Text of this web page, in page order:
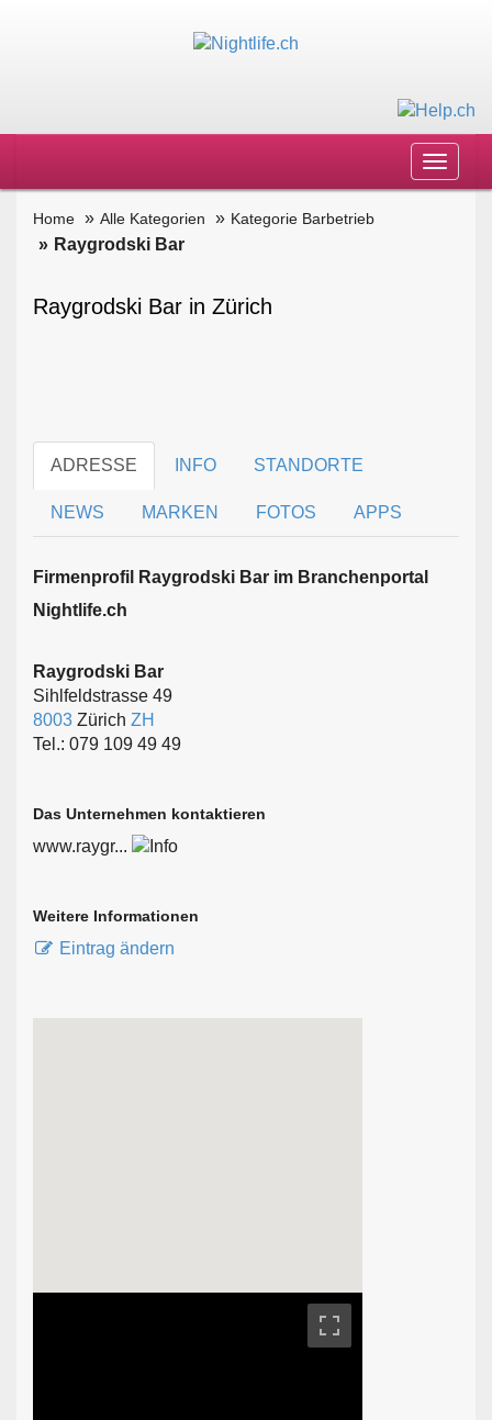
Toggle
Home Alle Kategorien Kategorie Barbetrieb
Raygrodski Bar
Raygrodski Bar in Zürich
ADRESSE INFO STANDORTE
NEWS MARKEN FOTOS APPS
Firmen­profil Raygrodski Bar im Branchen­portal
Nightlife.ch
Raygrodski Bar
Sihlfeldstrasse 49
8003 Zürich ZH
Tel.: 079 109 49 49
Das Unternehmen kontaktieren
www.raygr...
Weitere Informationen
Eintrag ändern